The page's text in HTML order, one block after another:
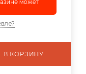
может
В КОРЗИНУ